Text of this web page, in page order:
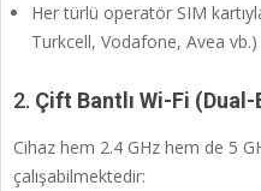
Her türlü operatör SIM
Turkcell, Vodafone, Avea vb.)
2. Çift Bantlı Wi-Fi (Dual-
Cihaz hem 2.4 GHz hem de 5
çalışabilmektedir: